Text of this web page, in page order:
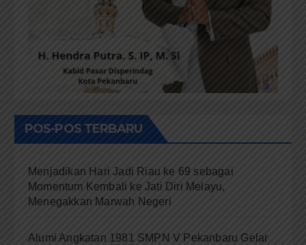
POS-POS TERBARU
Menjadikan Hari Jadi Riau ke 69 sebagai
Momentum Kembali ke Jati Diri Melayu,
Menegakkan Marwah Negeri
Alumi Angkatan 1981 SMPN V Pekanbaru Gelar